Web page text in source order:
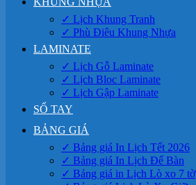
✓ Lịch Khung Tranh
✓ Phù Điêu Khung Nhựa
LAMINATE
✓ Lịch Gỗ Laminate
✓ Lịch Bloc Laminate
✓ Lịch Gập Laminate
SỔ TAY
BẢNG GIÁ
✓ Bảng giá In Lịch Tết 2026
✓ Bảng giá In Lịch Để Bàn
✓ Bảng giá in Lịch Lò xo 7 tờ